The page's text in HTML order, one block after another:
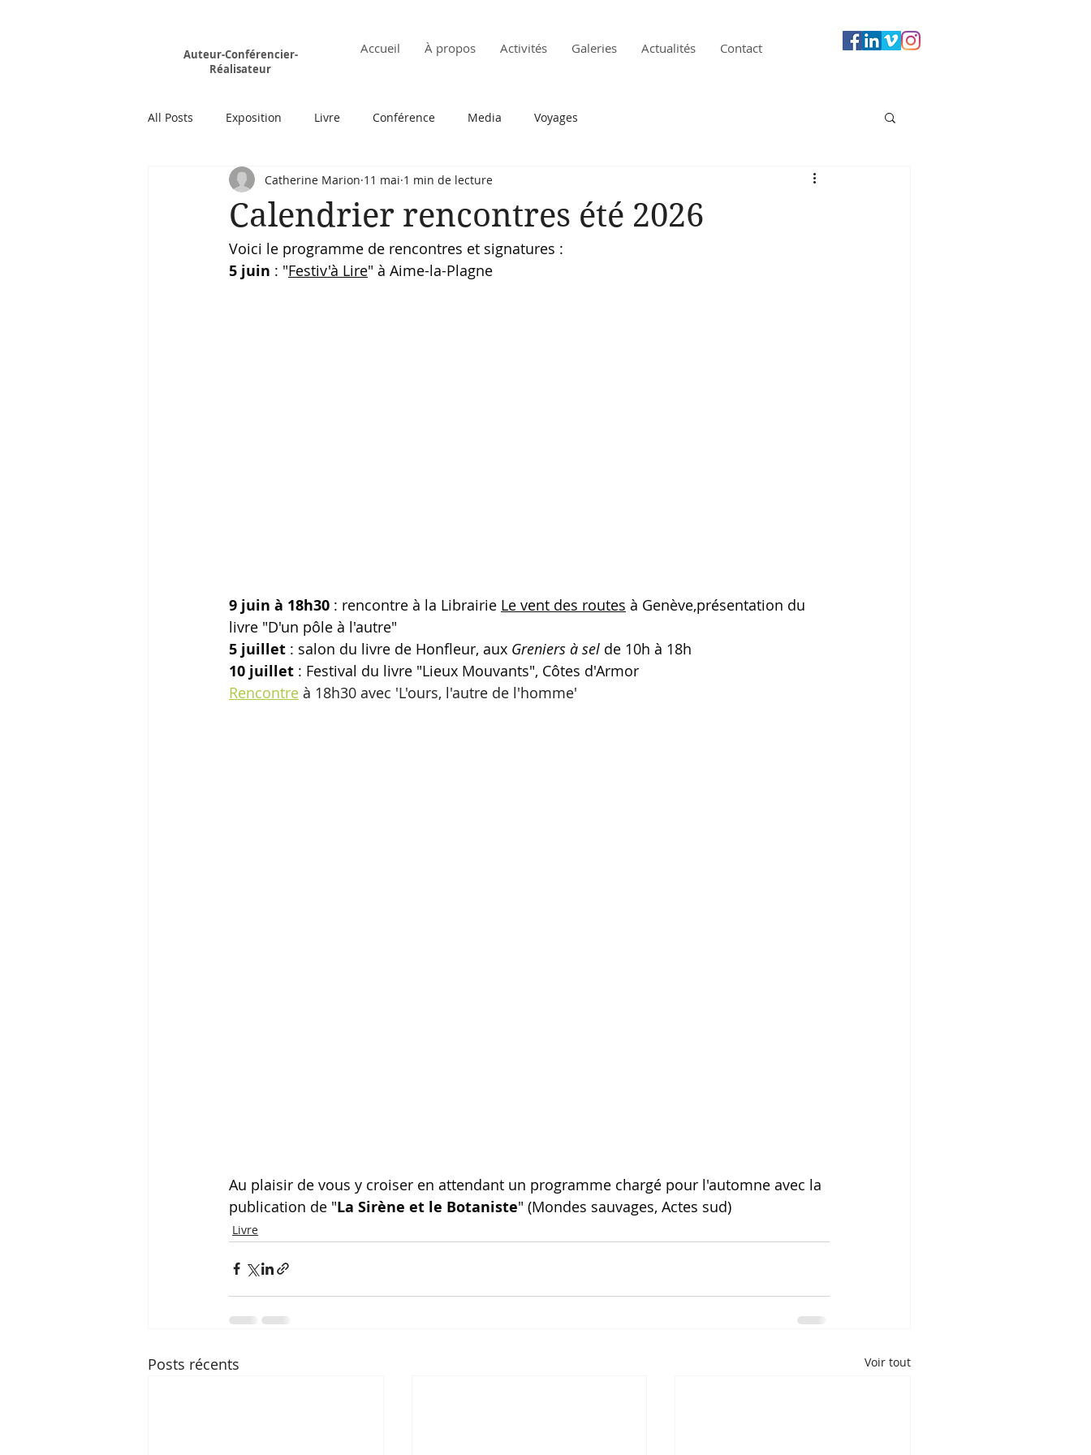
Auteur-Conférencier-
Réalisateur
Accueil À propos Activités Galeries Actualités Contact
All Posts Exposition Livre Conférence Media Voyages
Calendrier rencontres été 2026
Catherine Marion 11 mai 1 min de lecture
Voici le programme de rencontres et signatures :
5 juin : "Festiv'à Lire" à Aime-la-Plagne
9 juin à 18h30 : rencontre à la Librairie Le vent des routes à Genève,présentation du
livre "D'un pôle à l'autre"
5 juillet : salon du livre de Honfleur, aux Greniers à sel de 10h à 18h
10 juillet : Festival du livre "Lieux Mouvants", Côtes d'Armor
Rencontre à 18h30 avec 'L'ours, l'autre de l'homme'
Au plaisir de vous y croiser en attendant un programme chargé pour l'automne avec la
publication de "La Sirène et le Botaniste" (Mondes sauvages, Actes sud)
Livre
Posts récents Voir tout